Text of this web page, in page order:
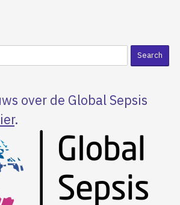
over de Global Sepsis
.